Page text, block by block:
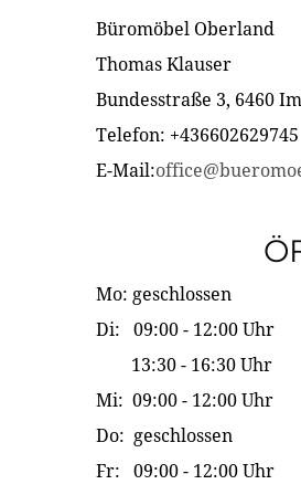
Büromöbel Oberland
Thomas Klauser
Bundesstraße 3, 6460
Telefon: +436602629745
E-Mail:
Mo: geschlossen
Di: 09:00 - 12:00 Uhr
13:30 - 16:30 Uhr
Mi: 09:00 - 12:00 Uhr
Do: geschlossen
Fr: 09:00 - 12:00 Uhr